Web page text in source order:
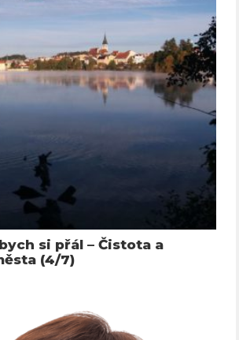
si přál – Čistota a
(4/7)